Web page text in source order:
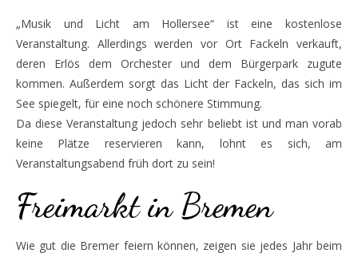
„Musik und Licht am Hollersee“ ist eine kostenlose
Veranstaltung. Allerdings werden vor Ort Fackeln verkauft,
deren Erlös dem Orchester und dem Bürgerpark zugute
kommen. Außerdem sorgt das Licht der Fackeln, das sich im
See spiegelt, für eine noch schönere Stimmung.
Da diese Veranstaltung jedoch sehr beliebt ist und man vorab
keine Plätze reservieren kann, lohnt es sich, am
Veranstaltungsabend früh dort zu sein!
Freimarkt in Bremen
Wie gut die Bremer feiern können, zeigen sie jedes Jahr beim